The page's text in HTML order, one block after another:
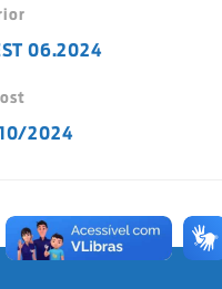
06.2024
2024